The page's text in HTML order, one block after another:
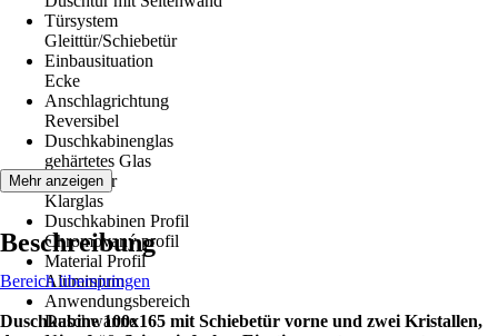
Türsystem
Gleittür/Schiebetür
Einbausituation
Ecke
Anschlagrichtung
Reversibel
Duschkabinenglas
gehärtetes Glas
Glasdekor
Klarglas
Duschkabinen Profil
Chromovaný profil
Material Profil
Aluminium
Anwendungsbereich
Duschwanne
Mehr anzeigen
Beschreibung
Bereich überspringen
Duschkabine 100x165 mit Schiebetür vorne und zwei Kristallen,